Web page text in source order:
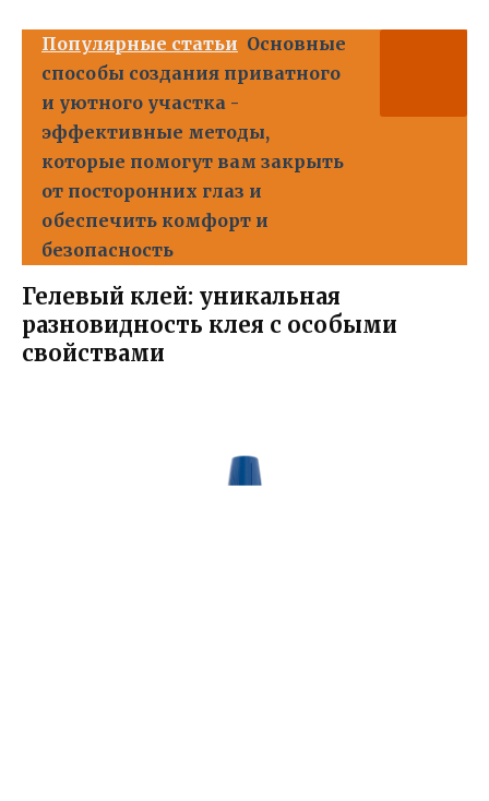
Популярные статьи Основные
способы создания приватного
и уютного участка -
эффективные методы,
которые помогут вам закрыть
от посторонних глаз и
обеспечить комфорт и
безопасность
Гелевый клей: уникальная
разновидность клея с особыми
свойствами